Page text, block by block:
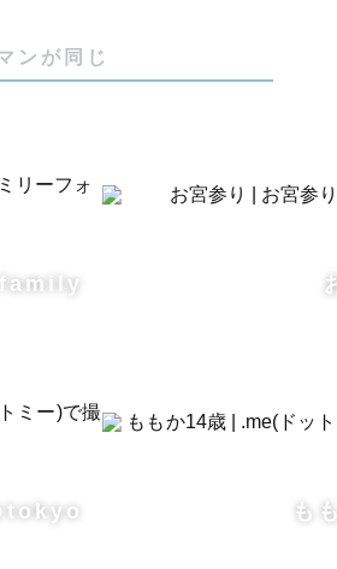
識せず、自然な日常を切り取るよ
ェディング・ファミリー・フレ
ンが同じ
も